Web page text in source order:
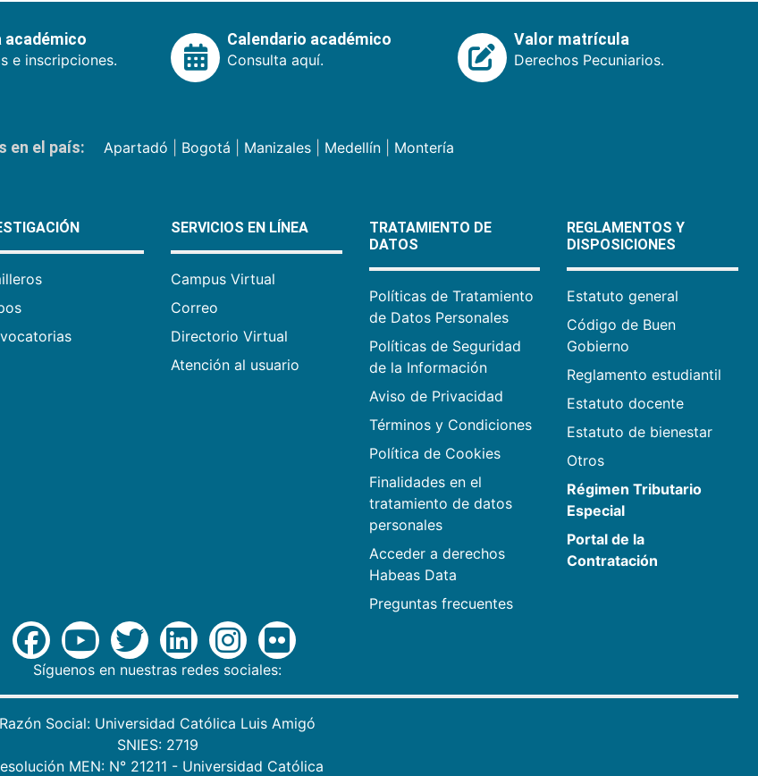
académico
e inscripciones.
Calendario académico
Consulta aquí.
Valor matrícula
Derechos Pecuniarios.
en el país: Apartadó Bogotá Manizales| Medellín| Montería
SERVICIOS EN LÍNEA
Campus Virtual
Correo
Directorio Virtual
Atención al usuario
TRATAMIENTO DE
DATOS
Políticas de Tratamiento
de Datos Personales
Políticas de Seguridad
de la Información
Aviso de Privacidad
Términos y Condiciones
Política de Cookies
Finalidades en el
tratamiento de datos
personales
Acceder a derechos
Habeas Data
Preguntas frecuentes
REGLAMENTOS Y
DISPOSICIONES
Estatuto general
Código de Buen
Gobierno
Reglamento estudiantil
Estatuto docente
Estatuto de bienestar
Otros
Régimen Tributario
Especial
Portal de la
Contratación
Síguenos en nuestras redes sociales:
Razón Social: Universidad Católica Luis Amigó
SNIES: 2719
MEN: N° 21211 - Universidad Católica